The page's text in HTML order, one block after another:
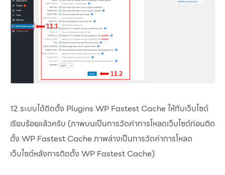
12.ระบบได้ติดตั้ง Plugins WP Fastest Cache ให้กับเว็บไซต์
เรียบร้อยแล้วครับ (ภาพบนเป็นการวัดค่าการโหลดเว็บไซต์ก่อนติด
ตั้ง WP Fastest Cache ภาพล่างเป็นการวัดค่าการโหลด
เว็บไซต์หลังการติดตั้ง WP Fastest Cache)